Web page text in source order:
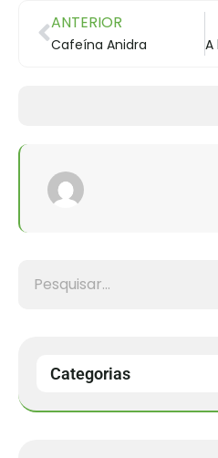
ANTERIOR
Cafeína Anidra
Categorias